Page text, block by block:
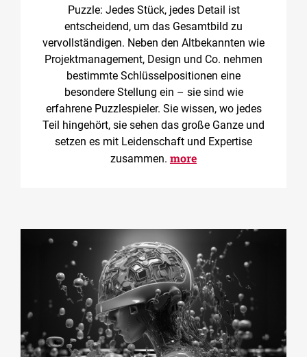
Puzzle: Jedes Stück, jedes Detail ist
entscheidend, um das Gesamtbild zu
vervollständigen. Neben den Altbekannten wie
Projektmanagement, Design und Co. nehmen
bestimmte Schlüsselpositionen eine
besondere Stellung ein – sie sind wie
erfahrene Puzzlespieler. Sie wissen, wo jedes
Teil hingehört, sie sehen das große Ganze und
setzen es mit Leidenschaft und Expertise
zusammen. more